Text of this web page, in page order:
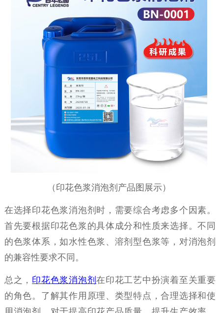
（ 印花色浆消泡剂产品图展示）
在选择印花色浆消泡剂时，需要综合考虑多个因素。
首先要根据印花色浆的具体成分和性质来选择。不同
的色浆体系，如水性色浆、溶剂型色浆等，对消泡剂
的兼容性要求不同。
总之， 印花色浆消泡剂在印花工艺中扮演着至关重要
的角色。了解其作用原理、类型特点，合理选择和使